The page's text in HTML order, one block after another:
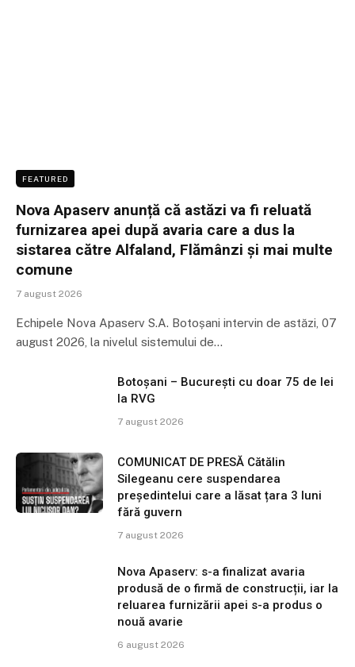
FEATURED
Nova Apaserv anunță că astăzi va fi reluată
furnizarea apei după avaria care a dus la
sistarea către Alfaland, Flămânzi și mai multe
comune
7 august 2026
Echipele Nova Apaserv S.A. Botoșani intervin de astăzi, 07
august 2026, la nivelul sistemului de…
Botoșani – București cu doar 75 de lei
la RVG
7 august 2026
COMUNICAT DE PRESĂ Cătălin
Silegeanu cere suspendarea
președintelui care a lăsat țara 3 luni
fără guvern
7 august 2026
Nova Apaserv: s-a finalizat avaria
produsă de o firmă de construcții, iar la
reluarea furnizării apei s-a produs o
nouă avarie
6 august 2026